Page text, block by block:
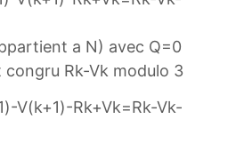
a N) avec Q=0
congru Rk-Vk modulo 3
V(k+1)-Rk+Vk=Rk-Vk-